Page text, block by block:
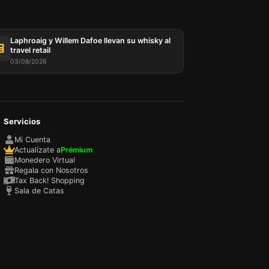
Laphroaig y Willem Dafoe llevan su whisky al
travel retail
03/08/2026
Servicios
Mi Cuenta
Actualízate aPrémium
Monedero Virtual
Regala con Nosotros
Tax Back! Shopping
Sala de Catas
y